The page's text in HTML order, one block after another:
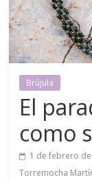
Brújula
El
como
1 de febrero
Torremocha